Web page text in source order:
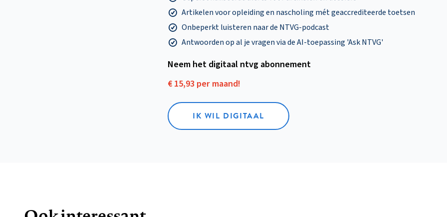
Artikelen voor opleiding en nascholing mét geaccrediteerde toetsen
Onbeperkt luisteren naar de NTVG-podcast
Antwoorden op al je vragen via de AI-toepassing 'Ask NTVG'
Neem het digitaal ntvg abonnement
€ 15,93 per maand!
IK WIL DIGITAAL